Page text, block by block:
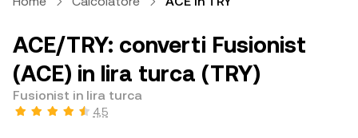
ACE/TRY: converti Fusionist
(ACE) in lira turca (TRY)
Fusionist in lira turca
4,5